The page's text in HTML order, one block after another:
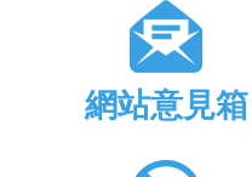
網站意見箱